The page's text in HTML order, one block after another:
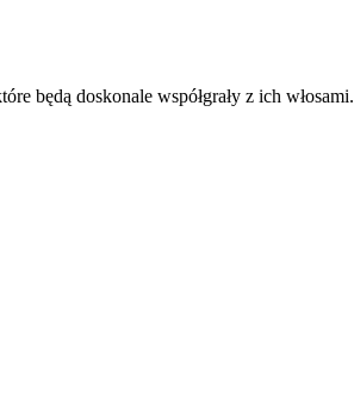
będą doskonale współgrały z ich włosami.